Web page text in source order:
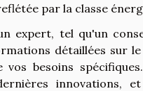
par la classe
expert, tel qu'un
détaillées sur le
besoins
innovations,